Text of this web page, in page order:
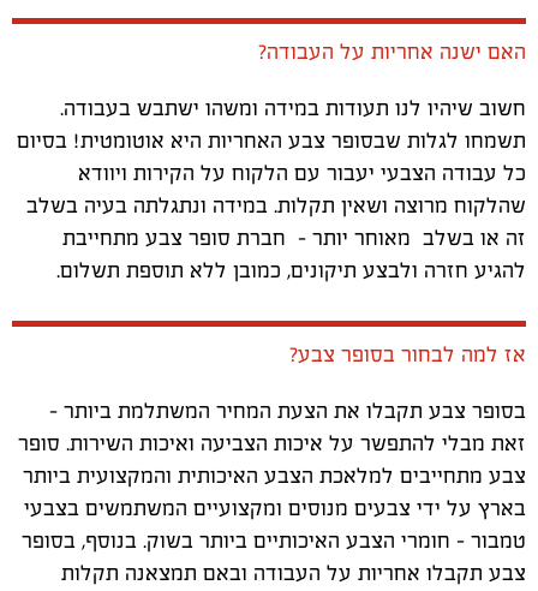
האם ישנה אחריות על העבודה?
חשוב שיהיו לנו תעודות במידה ומשהו ישתבש בעבודה.
תשמחו לגלות שבסופר צבע האחריות היא אוטומטית! בסיום
כל עבודה הצבעי יעבור עם הלקוח על הקירות ויוודא
שהלקוח מרוצה ושאין תקלות. במידה ונתגלתה בעיה בשלב
זה או בשלב מאוחר יותר - חברת סופר צבע מתחייבת
להגיע חזרה ולבצע תיקונים, כמובן ללא תוספת תשלום.
אז למה לבחור בסופר צבע?
בסופר צבע תקבלו את הצעת המחיר המשתלמת ביותר -
זאת מבלי להתפשר על איכות הצביעה ואיכות השירות. סופר
צבע מתחייבים למלאכת הצבע האיכותית והמקצועית ביותר
בארץ על ידי צבעים מנוסים ומקצועיים המשתמשים בצבעי
טמבור – חומרי הצבע האיכותיים ביותר בשוק. בנוסף, בסופר
צבע תקבלו אחריות על העבודה ובאם תמצאנה תקלות